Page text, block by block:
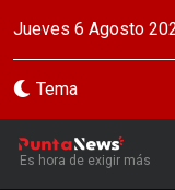
Jueves 6 Agosto
Tema
Es hora de exigir más